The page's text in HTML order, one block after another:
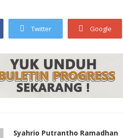
Twitter Google
Syahrio Putrantho Ramadhan